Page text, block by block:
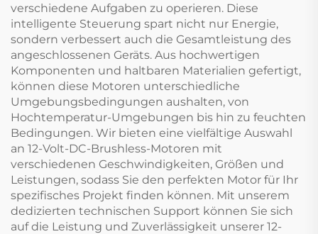
verschiedene Aufgaben zu operieren. Diese
intelligente Steuerung spart nicht nur Energie,
sondern verbessert auch die Gesamtleistung des
angeschlossenen Geräts. Aus hochwertigen
Komponenten und haltbaren Materialien gefertigt,
können diese Motoren unterschiedliche
Umgebungsbedingungen aushalten, von
Hochtemperatur-Umgebungen bis hin zu feuchten
Bedingungen. Wir bieten eine vielfältige Auswahl
an 12-Volt-DC-Brushless-Motoren mit
verschiedenen Geschwindigkeiten, Größen und
Leistungen, sodass Sie den perfekten Motor für Ihr
spezifisches Projekt finden können. Mit unserem
dedizierten technischen Support können Sie sich
auf die Leistung und Zuverlässigkeit unserer 12-